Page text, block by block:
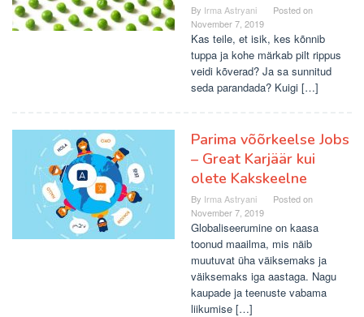
By Irma Astryani
Posted on
November 7, 2019
Kas teile, et isik, kes kõnnib
tuppa ja kohe märkab pilt rippus
veidi kõverad? Ja sa sunnitud
seda parandada? Kuigi […]
Parima võõrkeelse Jobs
– Great Karjäär kui
olete Kakskeelne
By Irma Astryani
Posted on
November 7, 2019
Globaliseerumine on kaasa
toonud maailma, mis näib
muutuvat üha väiksemaks ja
väiksemaks iga aastaga. Nagu
kaupade ja teenuste vabama
liikumise […]